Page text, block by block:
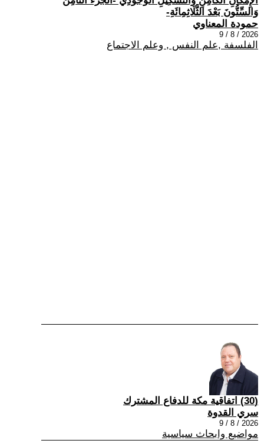
وَالسِّتُّونَ بَعْدَ الثَّلَاثِمِائَةِ-
حمودة المعناوي
2026 / 8 / 9
الفلسفة ,علم النفس , وعلم الاجتماع
(30) اتفاقية مكة للدفاع المشترك
سري القدوة
2026 / 8 / 9
مواضيع وابحاث سياسية